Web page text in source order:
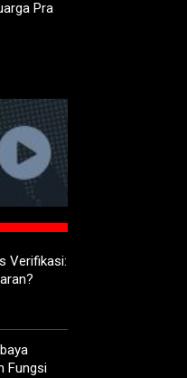
Pra
Verifikasi:
Fungsi